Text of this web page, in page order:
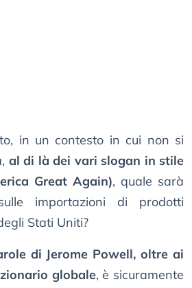
in un contesto in cui non si
al di là dei vari slogan in stile
Great Again), quale sarà
importazioni di prodotti
Stati Uniti?
di Jerome Powell, oltre ai
globale, è sicuramente